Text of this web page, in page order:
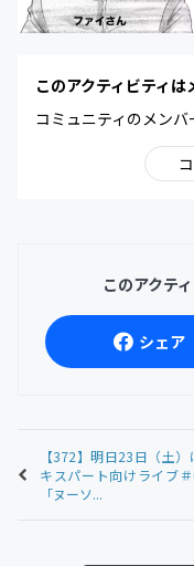
このアクティビティは
コミュニティのメンバ
このアクテ
シェア
【372】明日23日（土）
キスパート向けライブ＃
「ヌーソ...